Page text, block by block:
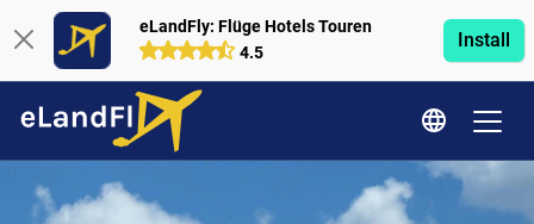
eLandFly: Flüge Hotels Touren
4.5
Install